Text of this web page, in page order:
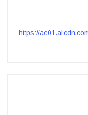
https://